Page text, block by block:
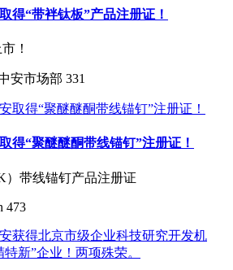
得“带袢钛板”产品注册证！
！
安市场部 331
得“聚醚醚酮带线锚钉”注册证！
）带线锚钉产品注册证
473